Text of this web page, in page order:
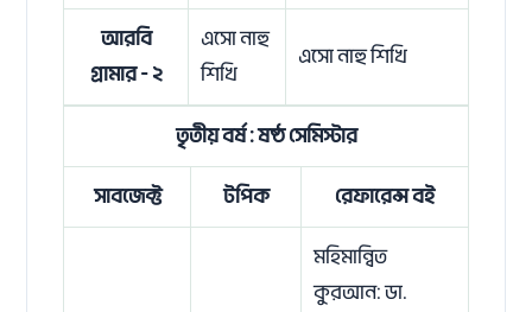
আরবি
গ্রামার - ২
এসো নাহু
শিখি
এসো নাহু শিখি
তৃতীয় বর্ষ : ষষ্ঠ সেমিস্টার
সাবজেক্ট টপিক রেফারেন্স বই
মহিমান্বিত
কুরআন: ডা.